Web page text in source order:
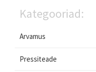
Kategooriad:
Arvamus
Pressiteade